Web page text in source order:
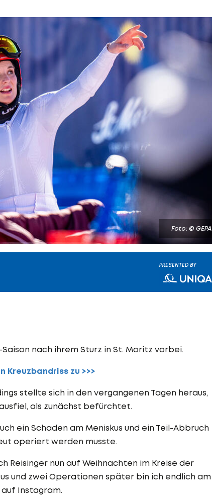
Foto: © GEPA
PRESENTED BY
nach ihrem Sturz in St. Moritz vorbei.
Kreuzbandriss zu >>>
stellte sich in den vergangenen Tagen heraus,
als zunächst befürchtet.
ein Schaden am Meniskus und ein Teil-Abbruch
operiert werden musste.
nun auf Weihnachten im Kreise der
und zwei Operationen später bin ich endlich am
auf Instagram.